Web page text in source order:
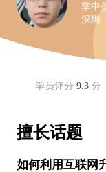
掌中
深圳
学员评分 9.3分
擅长话题
如何利用互联网